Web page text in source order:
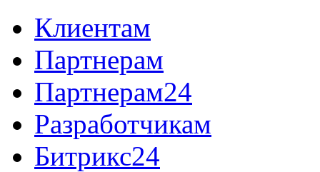
Клиентам
Партнерам
Партнерам24
Разработчикам
Битрикс24